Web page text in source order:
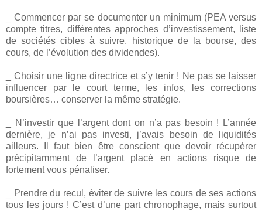
_ Commencer par se documenter un minimum (PEA versus
compte titres, différentes approches d’investissement, liste
de sociétés cibles à suivre, historique de la bourse, des
cours, de l’évolution des dividendes).
_ Choisir une ligne directrice et s’y tenir ! Ne pas se laisser
influencer par le court terme, les infos, les corrections
boursières… conserver la même stratégie.
_ N’investir que l’argent dont on n’a pas besoin ! L’année
dernière, je n’ai pas investi, j’avais besoin de liquidités
ailleurs. Il faut bien être conscient que devoir récupérer
précipitamment de l’argent placé en actions risque de
fortement vous pénaliser.
_ Prendre du recul, éviter de suivre les cours de ses actions
tous les jours ! C’est d’une part chronophage, mais surtout